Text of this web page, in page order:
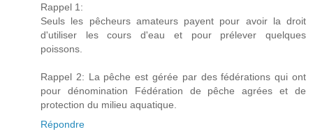
Rappel 1:
Seuls les pêcheurs amateurs payent pour avoir la droit
d'utiliser les cours d'eau et pour prélever quelques
poissons.
Rappel 2: La pêche est gérée par des fédérations qui ont
pour dénomination Fédération de pêche agrées et de
protection du milieu aquatique.
Répondre